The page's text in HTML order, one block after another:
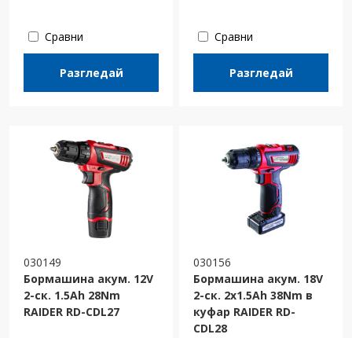
Сравни
Разгледай
Сравни
Разгледай
030149
Бормашина акум. 12V
2-ск. 1.5Ah 28Nm
RAIDER RD-CDL27
030156
Бормашина акум. 18V
2-ск. 2x1.5Ah 38Nm в
куфар RAIDER RD-
CDL28